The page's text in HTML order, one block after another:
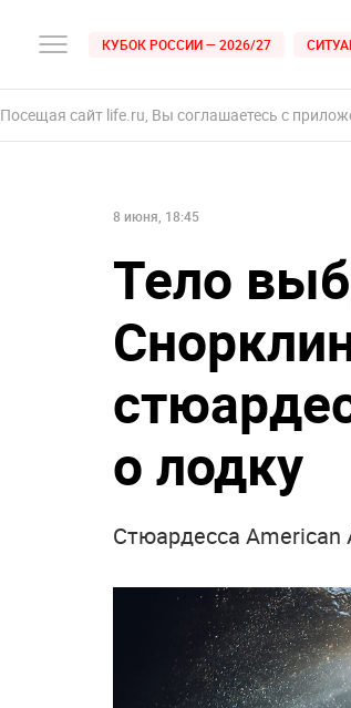
КУБОК РОССИИ — 2026/27
Посещая сайт life.ru, Вы соглашаетесь с
8 июня, 18:45
Тело
о лодку
Стюардесса American